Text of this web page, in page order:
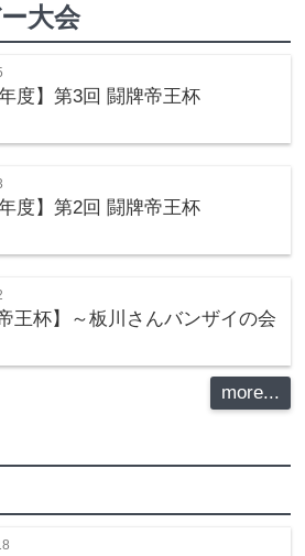
大会
年度】第3回 闘牌帝王杯
年度】第2回 闘牌帝王杯
王杯】～板川さんバンザイの会
more...